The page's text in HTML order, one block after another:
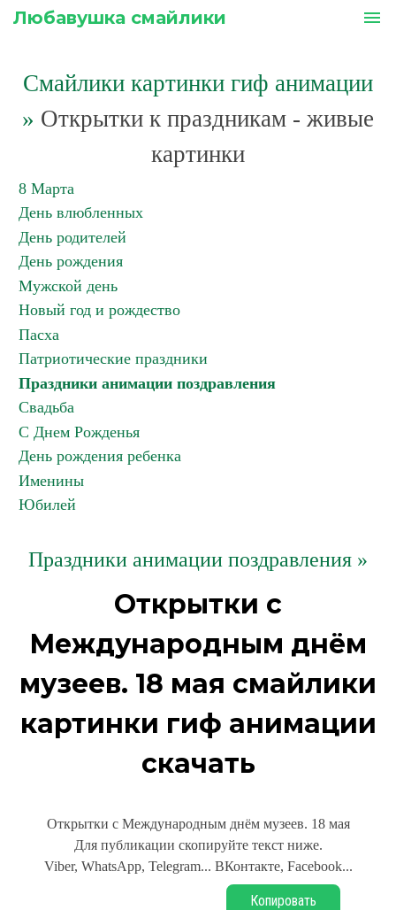
Любавушка смайлики menu
Смайлики картинки гиф анимации
» Открытки к праздникам - живые
картинки
8 Марта
День влюбленных
День родителей
День рождения
Мужской день
Новый год и рождество
Пасха
Патриотические праздники
Праздники анимации поздравления
Свадьба
С Днем Рожденья
День рождения ребенка
Именины
Юбилей
Праздники анимации поздравления »
Открытки с
Международным днём
музеев. 18 мая смайлики
картинки гиф анимации
скачать
Открытки с Международным днём музеев. 18 мая
Для публикации скопируйте текст ниже.
Viber, WhatsApp, Telegram... ВКонтакте, Facebook...
Копировать